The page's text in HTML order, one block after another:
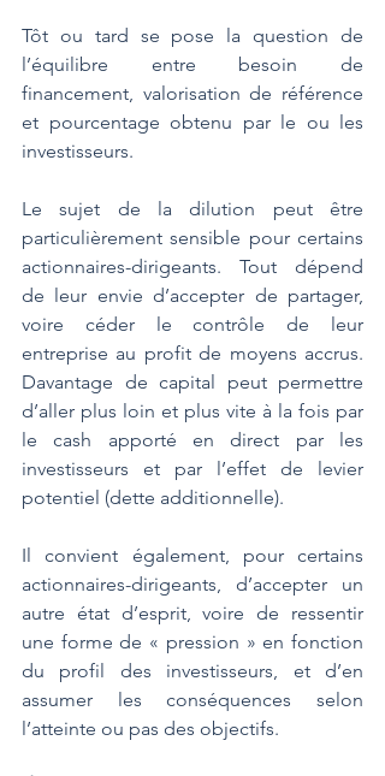
Tôt ou tard se pose la question de
l’équilibre entre besoin de
financement, valorisation de référence
et pourcentage obtenu par le ou les
investisseurs.
Le sujet de la dilution peut être
particulièrement sensible pour certains
actionnaires-dirigeants. Tout dépend
de leur envie d’accepter de partager,
voire céder le contrôle de leur
entreprise au profit de moyens accrus.
Davantage de capital peut permettre
d’aller plus loin et plus vite à la fois par
le cash apporté en direct par les
investisseurs et par l’effet de levier
potentiel (dette additionnelle).
Il convient également, pour certains
actionnaires-dirigeants, d’accepter un
autre état d’esprit, voire de ressentir
une forme de « pression » en fonction
du profil des investisseurs, et d’en
assumer les conséquences selon
l’atteinte ou pas des objectifs.